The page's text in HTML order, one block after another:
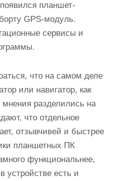
планшет-
GPS-модуль.
сервисы и
что на самом деле
или навигатор, как
мнения разделились на
что отдельное
отзывчивей и быстрее
планшетных ПК
функциональнее,
устройстве есть и